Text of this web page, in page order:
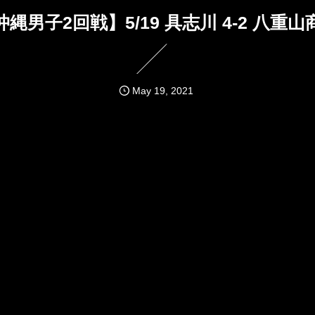
縄男子2回戦】5/19 具志川 4-2 八重山
May 19, 2021